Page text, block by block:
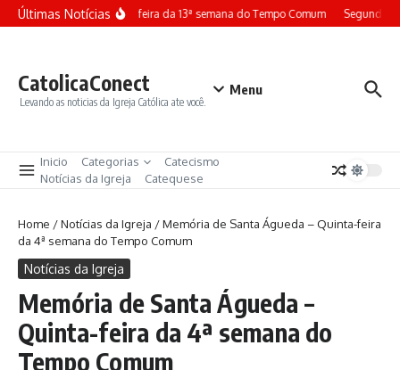
Ir para o conteúdo
Últimas NotíciasTerça-feira da 13ª semana do Tempo Comum Segunda-
CatolicaConect
Levando as noticias da Igreja Católica ate você.
Menu
Inicio Categorias
Catecismo
Notícias da Igreja
Catequese
Home /Notícias da Igreja /Memória de Santa Águeda – Quinta-feira
da 4ª semana do Tempo Comum
Notícias da Igreja
Memória de Santa Águeda –
Quinta-feira da 4ª semana do
Tempo Comum